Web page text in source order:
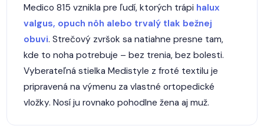
Medico 815 vznikla pre ľudí, ktorých trápi halux
valgus, opuch nôh alebo trvalý tlak bežnej
obuvi. Strečový zvršok sa natiahne presne tam,
kde to noha potrebuje – bez trenia, bez bolesti.
Vyberateľná stielka Medistyle z froté textilu je
pripravená na výmenu za vlastné ortopedické
vložky. Nosí ju rovnako pohodlne žena aj muž.